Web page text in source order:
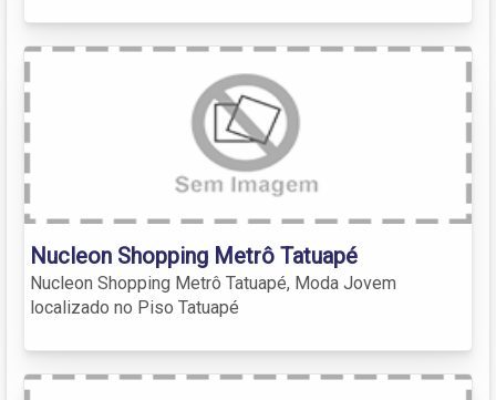
Nucleon Shopping Metrô Tatuapé
Nucleon Shopping Metrô Tatuapé, Moda Jovem
localizado no Piso Tatuapé